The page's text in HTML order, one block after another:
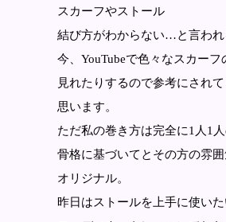
スカーフやストール
結び方がわからない…と言われ
今、YouTubeで色々なスカーフ
見れたりするので参考にされ
思います。
ただ私の巻き方は完全に1人1
骨格に基づいてとその方の雰
オリジナル。
昨日はストールを上手に使い